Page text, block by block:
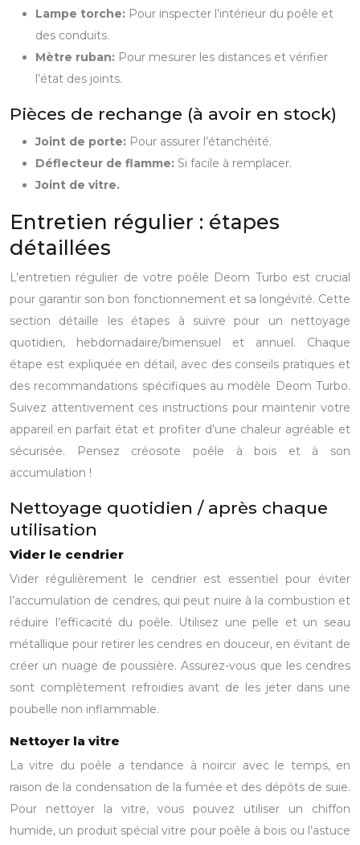
Lampe torche: Pour inspecter l’intérieur du poêle et
des conduits.
Mètre ruban: Pour mesurer les distances et vérifier
l’état des joints.
Pièces de rechange (à avoir en stock)
Joint de porte: Pour assurer l’étanchéité.
Déflecteur de flamme: Si facile à remplacer.
Joint de vitre.
Entretien régulier : étapes
détaillées
L’entretien régulier de votre poêle Deom Turbo est crucial
pour garantir son bon fonctionnement et sa longévité. Cette
section détaille les étapes à suivre pour un nettoyage
quotidien, hebdomadaire/bimensuel et annuel. Chaque
étape est expliquée en détail, avec des conseils pratiques et
des recommandations spécifiques au modèle Deom Turbo.
Suivez attentivement ces instructions pour maintenir votre
appareil en parfait état et profiter d’une chaleur agréable et
sécurisée. Pensez créosote poêle à bois et à son
accumulation !
Nettoyage quotidien / après chaque
utilisation
Vider le cendrier
Vider régulièrement le cendrier est essentiel pour éviter
l’accumulation de cendres, qui peut nuire à la combustion et
réduire l’efficacité du poêle. Utilisez une pelle et un seau
métallique pour retirer les cendres en douceur, en évitant de
créer un nuage de poussière. Assurez-vous que les cendres
sont complètement refroidies avant de les jeter dans une
poubelle non inflammable.
Nettoyer la vitre
La vitre du poêle a tendance à noircir avec le temps, en
raison de la condensation de la fumée et des dépôts de suie.
Pour nettoyer la vitre, vous pouvez utiliser un chiffon
humide, un produit spécial vitre pour poêle à bois ou l’astuce